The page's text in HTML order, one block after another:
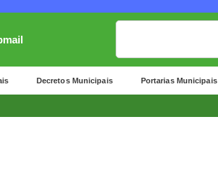
Decretos Municipais Portarias Municipais